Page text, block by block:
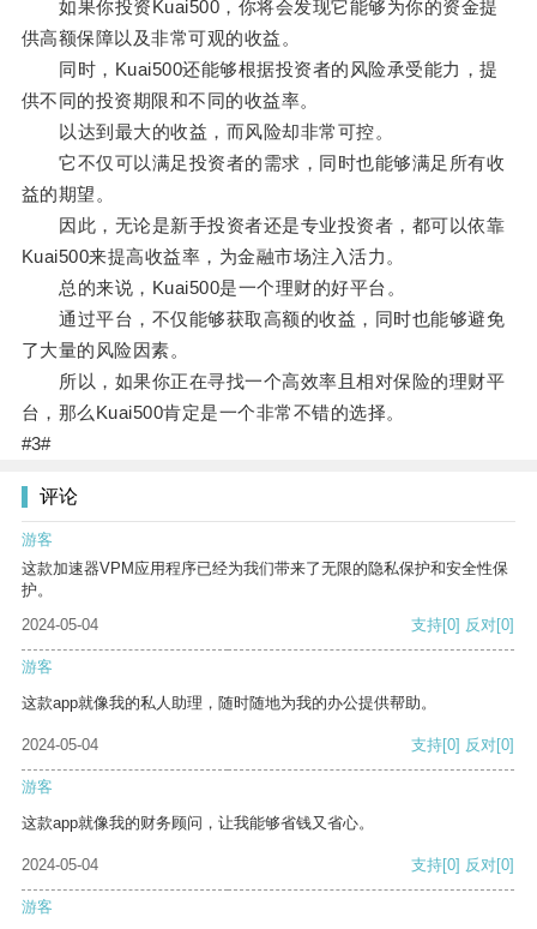
如果你投资Kuai500，你将会发现它能够为你的资金提
供高额保障以及非常可观的收益。
同时，Kuai500还能够根据投资者的风险承受能力，提
供不同的投资期限和不同的收益率。
以达到最大的收益，而风险却非常可控。
它不仅可以满足投资者的需求，同时也能够满足所有收
益的期望。
因此，无论是新手投资者还是专业投资者，都可以依靠
Kuai500来提高收益率，为金融市场注入活力。
总的来说，Kuai500是一个理财的好平台。
通过平台，不仅能够获取高额的收益，同时也能够避免
了大量的风险因素。
所以，如果你正在寻找一个高效率且相对保险的理财平
台，那么Kuai500肯定是一个非常不错的选择。
#3#
评论
游客
这款加速器VPM应用程序已经为我们带来了无限的隐私保护和安全性保
护。
2024-05-04
支持[0] 反对[0]
游客
这款app就像我的私人助理，随时随地为我的办公提供帮助。
2024-05-04 支持[0] 反对[0]
游客
这款app就像我的财务顾问，让我能够省钱又省心。
2024-05-04 支持[0] 反对[0]
游客